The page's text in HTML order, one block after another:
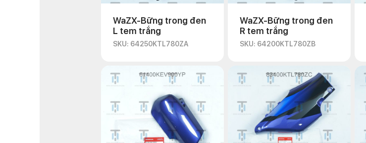
WaZX-Bững trong đen
L tem trắng
SKU: 64250KTL780ZA
WaZX-Bững trong đen
R tem trắng
SKU: 64200KTL780ZB